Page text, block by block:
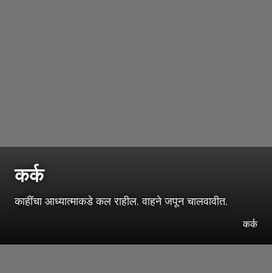
कर्क
काहींचा आध्यात्माकडे कल राहील. वाहने जपून चालवावीत.
कर्क